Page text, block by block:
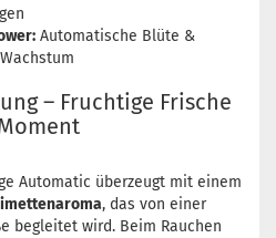
Automatische Blüte &
– Fruchtige Frische
Automatic überzeugt mit einem
, das von einer
begleitet wird. Beim Rauchen